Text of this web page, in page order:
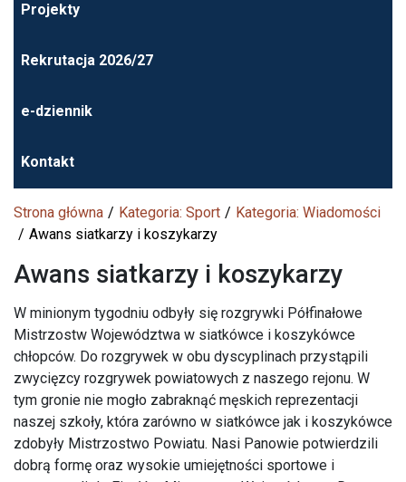
Projekty
Rekrutacja 2026/27
e-dziennik
Kontakt
Strona główna Kategoria: Sport
Kategoria: Wiadomości
Awans siatkarzy i koszykarzy
Awans siatkarzy i koszykarzy
W minionym tygodniu odbyły się rozgrywki Półfinałowe
Mistrzostw Województwa w siatkówce i koszykówce
chłopców. Do rozgrywek w obu dyscyplinach przystąpili
zwycięzcy rozgrywek powiatowych z naszego rejonu. W
tym gronie nie mogło zabraknąć męskich reprezentacji
naszej szkoły, która zarówno w siatkówce jak i koszykówce
zdobyły Mistrzostwo Powiatu. Nasi Panowie potwierdzili
dobrą formę oraz wysokie umiejętności sportowe i